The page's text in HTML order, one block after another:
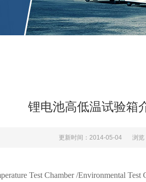
锂电池高低温试验箱
更新时间：2014-05-04 浏览
Test Chamber /Environmental Test